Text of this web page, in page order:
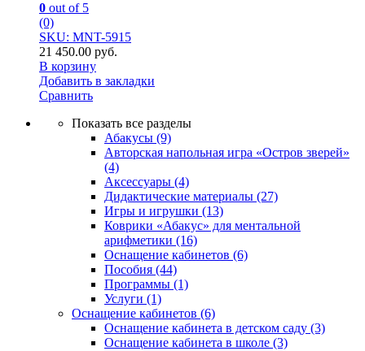
0 out of 5
(0)
SKU: MNT-5915
21 450.00 руб.
В корзину
Добавить в закладки
Сравнить
Показать все разделы
Абакусы (9)
Авторская напольная игра «Остров зверей»
(4)
Аксессуары (4)
Дидактические материалы (27)
Игры и игрушки (13)
Коврики «Абакус» для ментальной
арифметики (16)
Оснащение кабинетов (6)
Пособия (44)
Программы (1)
Услуги (1)
Оснащение кабинетов (6)
Оснащение кабинета в детском саду (3)
Оснащение кабинета в школе (3)